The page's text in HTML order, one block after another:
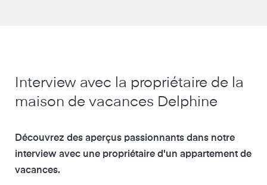
Interview avec la propriétaire de la
maison de vacances Delphine
Découvrez des aperçus passionnants dans notre
interview avec une propriétaire d'un appartement de
vacances.